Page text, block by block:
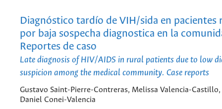
Diagnóstico tardío de VIH/sida en pacientes
por baja sospecha diagnostica en la
Reportes de caso
Late diagnosis of HIV/AIDS in rural patients due to low
suspicion among the medical community. Case reports
Gustavo Saint-Pierre-Contreras, Melissa Valencia-Castillo,
Daniel Conei-Valencia